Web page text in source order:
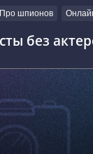
Про шпионов
без
Сулимова, 50